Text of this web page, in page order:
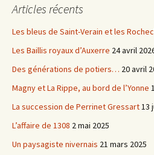
Articles récents
Les bleus de Saint-Verain et les
Les Baillis royaux d’Auxerre 24 avril
Des générations de potiers… 20 avril
Magny et La Rippe, au bord de l’Yonne
La succession de Perrinet Gressart13
L’affaire de 1308 2 mai 2025
Un paysagiste nivernais 21 mars 2025